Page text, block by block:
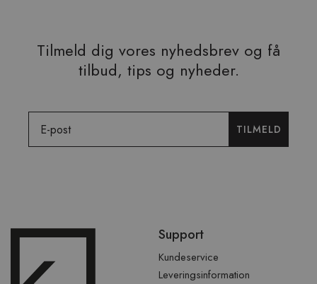
Tilmeld dig vores nyhedsbrev og få
tilbud, tips og nyheder.
TILMELD
over
Support
Kundeservice
Leveringsinformation